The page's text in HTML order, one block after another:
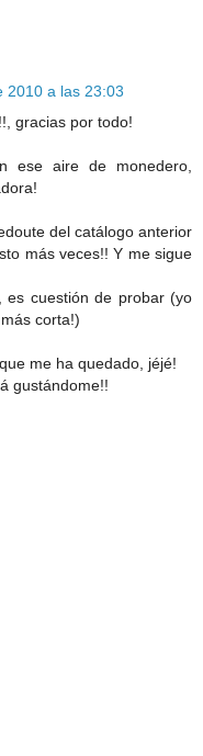
2010 a las 23:03
gracias por todo!
ese aire de monedero,
del catálogo anterior
más veces!! Y me sigue
es cuestión de probar (yo
corta!)
me ha quedado, jéjé!
gustándome!!